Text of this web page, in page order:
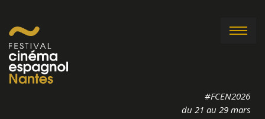
#FCEN2026
du 21 au 29 mars